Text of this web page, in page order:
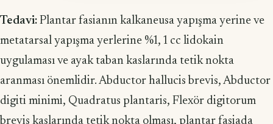
Tedavi: Plantar fasianın kalkaneusa yapışma yerine ve
metatarsal yapışma yerlerine %1, 1 cc lidokain
uygulaması ve ayak taban kaslarında tetik nokta
aranması önemlidir. Abductor hallucis brevis, Abductor
digiti minimi, Quadratus plantaris, Flexör digitorum
brevis kaslarında tetik nokta olması, plantar fasiada